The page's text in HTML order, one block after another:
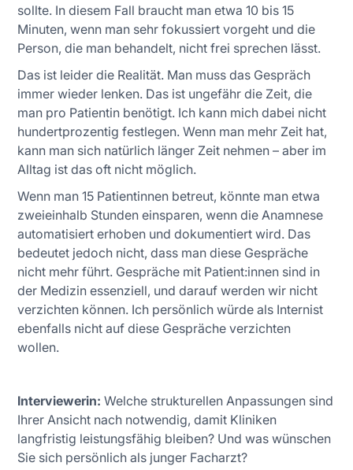
sollte. In diesem Fall braucht man etwa 10 bis 15
Minuten, wenn man sehr fokussiert vorgeht und die
Person, die man behandelt, nicht frei sprechen lässt.
Das ist leider die Realität. Man muss das Gespräch
immer wieder lenken. Das ist ungefähr die Zeit, die
man pro Patientin benötigt. Ich kann mich dabei nicht
hundertprozentig festlegen. Wenn man mehr Zeit hat,
kann man sich natürlich länger Zeit nehmen – aber im
Alltag ist das oft nicht möglich.
Wenn man 15 Patientinnen betreut, könnte man etwa
zweieinhalb Stunden einsparen, wenn die Anamnese
automatisiert erhoben und dokumentiert wird. Das
bedeutet jedoch nicht, dass man diese Gespräche
nicht mehr führt. Gespräche mit Patient:innen sind in
der Medizin essenziell, und darauf werden wir nicht
verzichten können. Ich persönlich würde als Internist
ebenfalls nicht auf diese Gespräche verzichten
wollen.
Interviewerin: Welche strukturellen Anpassungen sind
Ihrer Ansicht nach notwendig, damit Kliniken
langfristig leistungsfähig bleiben? Und was wünschen
Sie sich persönlich als junger Facharzt?